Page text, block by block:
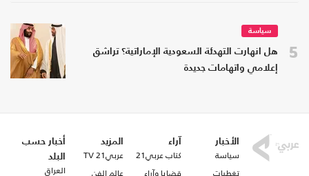
5
سياسة
هل انهارت التهدئة السعودية الإماراتية؟ تراشق
إعلامي واتهامات جديدة
الأخبار
سياسة
تغطيات
آراء
كتاب عربي21
قضايا وآراء
المزيد
عربي21 TV
عالم الفن
أخبار حسب
البلد
العراق